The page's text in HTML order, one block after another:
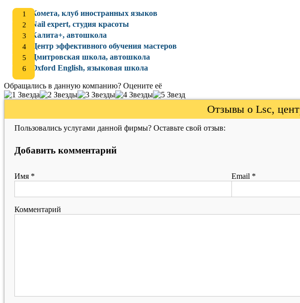
Комета, клуб иностранных языков
Nail expert, студия красоты
Калита+, автошкола
Центр эффективного обучения мастеров
Дмитровская школа, автошкола
Oxford English, языковая школа
Обращались в данную компанию? Оцените её
Отзывы о Lsc,
Пользовались услугами данной фирмы? Оставьте свой отзыв:
Добавить комментарий
Имя * Email *
Комментарий